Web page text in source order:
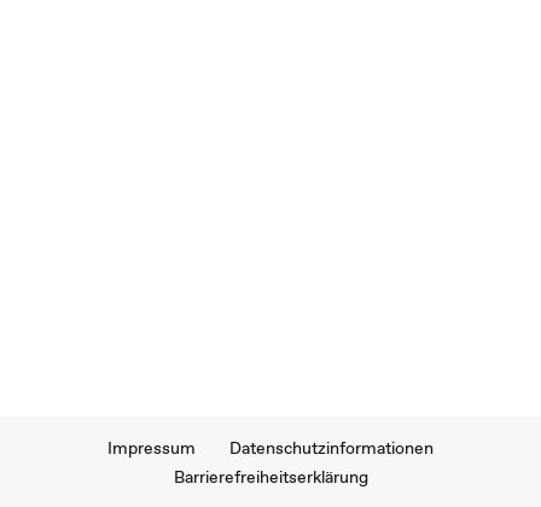
Impressum
Datenschutzinformationen
Barrierefreiheitserklärung